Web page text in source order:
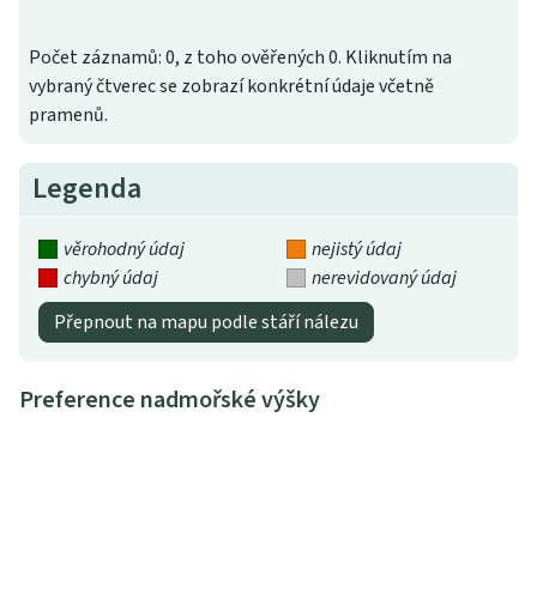
Počet záznamů: 0, z toho ověřených 0. Kliknutím na
vybraný čtverec se zobrazí konkrétní údaje včetně
pramenů.
Legenda
věrohodný údaj
nejistý údaj
chybný údaj
nerevidovaný údaj
Přepnout na mapu podle stáří nálezu
Preference nadmořské výšky